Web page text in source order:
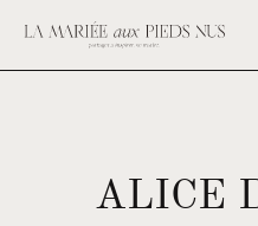
ALICE